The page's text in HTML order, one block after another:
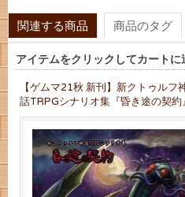
関連する商品 商品のタグ
アイテムをクリックしてカートに
【ゲムマ21秋 新刊】新クトゥルフ
話TRPGシナリオ集『昏き途の契約』